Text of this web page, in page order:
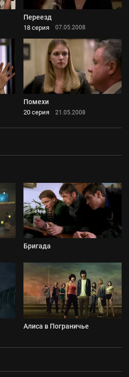
Переезд
18 серия 07.05.2008
Помехи
20 серия 21.05.2008
Бригада
Алиса в Пограничье